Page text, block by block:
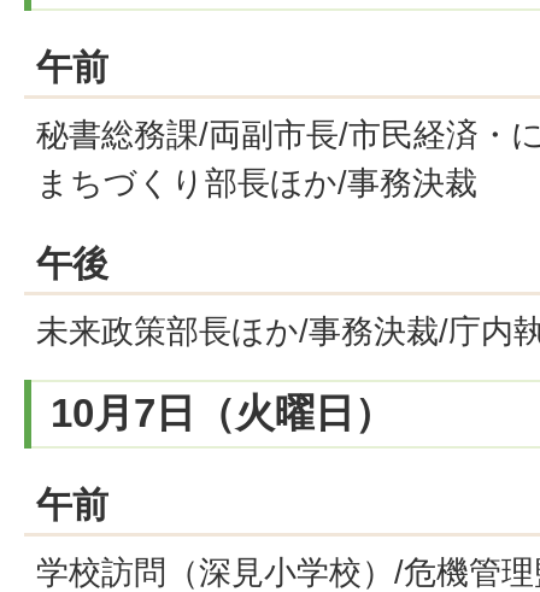
午前
秘書総務課/両副市長/市民経済・
まちづくり部長ほか/事務決裁
午後
未来政策部長ほか/事務決裁/庁内
10月7日（火曜日）
午前
学校訪問（深見小学校）/危機管